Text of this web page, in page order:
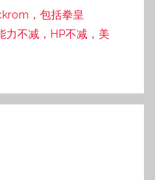
，包括拳皇
力不减，HP不减，美